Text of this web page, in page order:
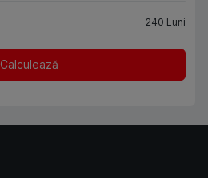
240 Luni
Calculează